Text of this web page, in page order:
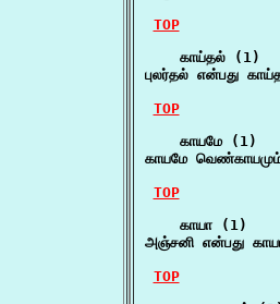
TOP
    காய்தல் (1)
புலர்தல் என்பது
TOP
    காயமே (1)
காயமே
TOP
    காயா (1)
அஞ்சனி என்பது
TOP